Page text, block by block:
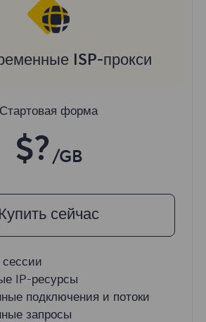
ISP-прокси
Стартовая форма
$? /GB
сейчас
IP-ресурсы
подключения и потоки
запросы